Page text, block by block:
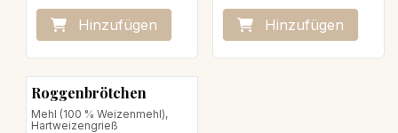
Hinzufügen Hinzufügen
Roggenbrötchen
Mehl (100 % Weizenmehl),
Hartweizengrieß